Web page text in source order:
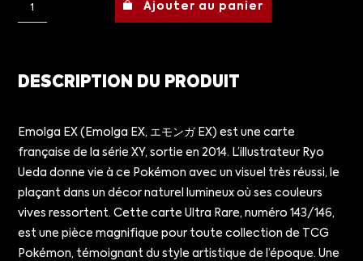
Ajouter au panier
DESCRIPTION DU PRODUIT
Emolga EX (Emolga EX, エモンガ EX) est une carte
française de la série XY, sortie en 2014. L’illustrateur Ryo
Ueda donne vie à ce Pokémon avec un visuel très réussi, le
plaçant dans un décor naturel lumineux où ses couleurs
vives ressortent. Cette carte Ultra Rare, numéro 143/146,
est une pièce magnifique pour toute collection de TCG
Pokémon, témoignant du style artistique de l’époque. Une